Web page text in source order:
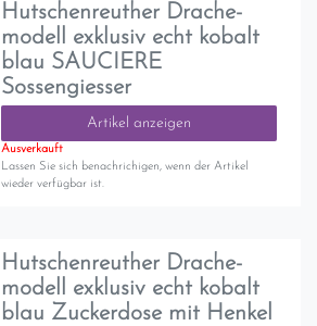
Hutschenreuther Drache-
modell exklusiv echt kobalt
blau SAUCIERE
Sossengiesser
Artikel anzeigen
Ausverkauft
Lassen Sie sich benachrichigen, wenn der Artikel
wieder verfügbar ist.
Hutschenreuther Drache-
modell exklusiv echt kobalt
blau Zuckerdose mit Henkel